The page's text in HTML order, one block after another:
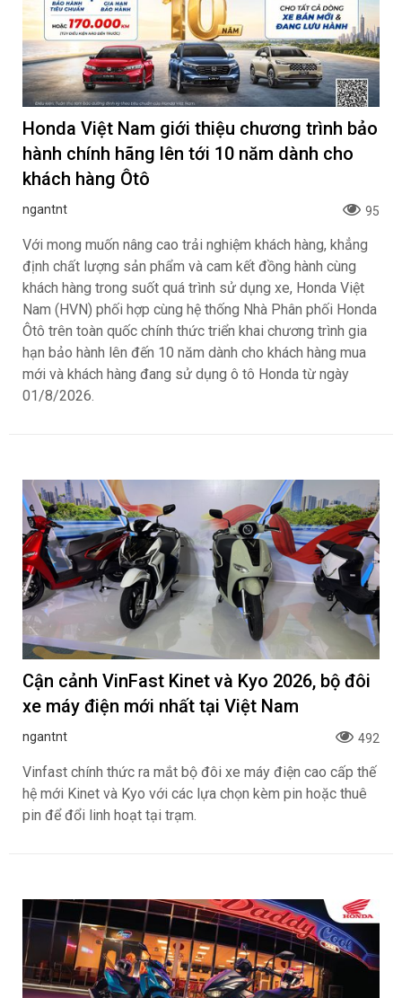
Honda Việt Nam giới thiệu chương trình bảo
hành chính hãng lên tới 10 năm dành cho
khách hàng Ôtô
ngantnt 95
Với mong muốn nâng cao trải nghiệm khách hàng, khẳng
định chất lượng sản phẩm và cam kết đồng hành cùng
khách hàng trong suốt quá trình sử dụng xe, Honda Việt
Nam (HVN) phối hợp cùng hệ thống Nhà Phân phối Honda
Ôtô trên toàn quốc chính thức triển khai chương trình gia
hạn bảo hành lên đến 10 năm dành cho khách hàng mua
mới và khách hàng đang sử dụng ô tô Honda từ ngày
01/8/2026.
Cận cảnh VinFast Kinet và Kyo 2026, bộ đôi
xe máy điện mới nhất tại Việt Nam
ngantnt 492
Vinfast chính thức ra mắt bộ đôi xe máy điện cao cấp thế
hệ mới Kinet và Kyo với các lựa chọn kèm pin hoặc thuê
pin để đổi linh hoạt tại trạm.